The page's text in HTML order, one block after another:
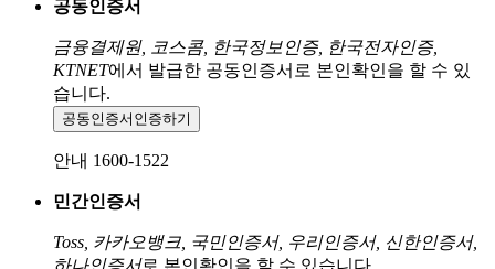
공동인증서
금융결제원, 코스콤, 한국정보인증, 한국전자인증,
KTNET에서 발급한 공동인증서로 본인확인을 할 수 있
습니다.
공동인증서 인증하기
안내 1600-1522
민간인증서
Toss, 카카오뱅크, 국민인증서, 우리인증서, 신한인증서,